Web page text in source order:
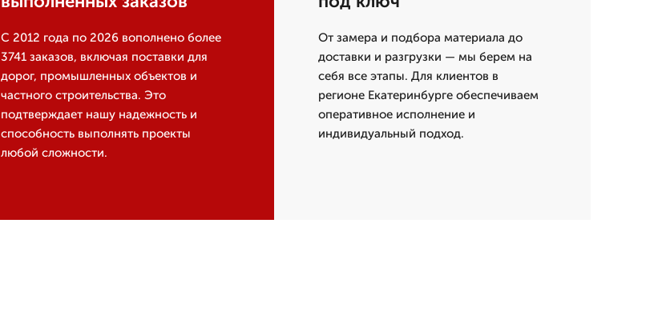
С 2012 года по 2026 вополнено более
3741 заказов, включая поставки для
дорог, промышленных объектов и
частного строительства. Это
подтверждает нашу надежность и
способность выполнять проекты
любой сложности.
От замера и подбора материала до
доставки и разгрузки — мы берем на
себя все этапы. Для клиентов в
регионе Екатеринбурге обеспечиваем
оперативное исполнение и
индивидуальный подход.